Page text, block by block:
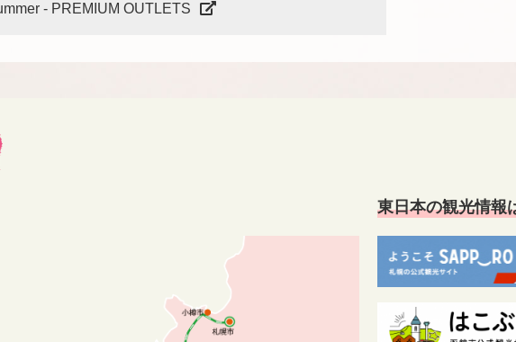
- PREMIUM OUTLETS
東日本の観光情報